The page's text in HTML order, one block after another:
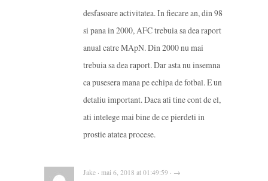
desfasoare activitatea. In fiecare an, din 98
si pana in 2000, AFC trebuia sa dea raport
anual catre MApN. Din 2000 nu mai
trebuia sa dea raport. Dar asta nu insemna
ca pusesera mana pe echipa de fotbal. E un
detaliu important. Daca ati tine cont de el,
ati intelege mai bine de ce pierdeti in
prostie atatea procese.
Jake · mai 6, 2018 at 01:49:59 · →